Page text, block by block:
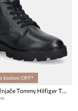
kodom: OFF*
Kožne gležnjače Tommy Hilfiger TH LTHR BIKER LACEUP